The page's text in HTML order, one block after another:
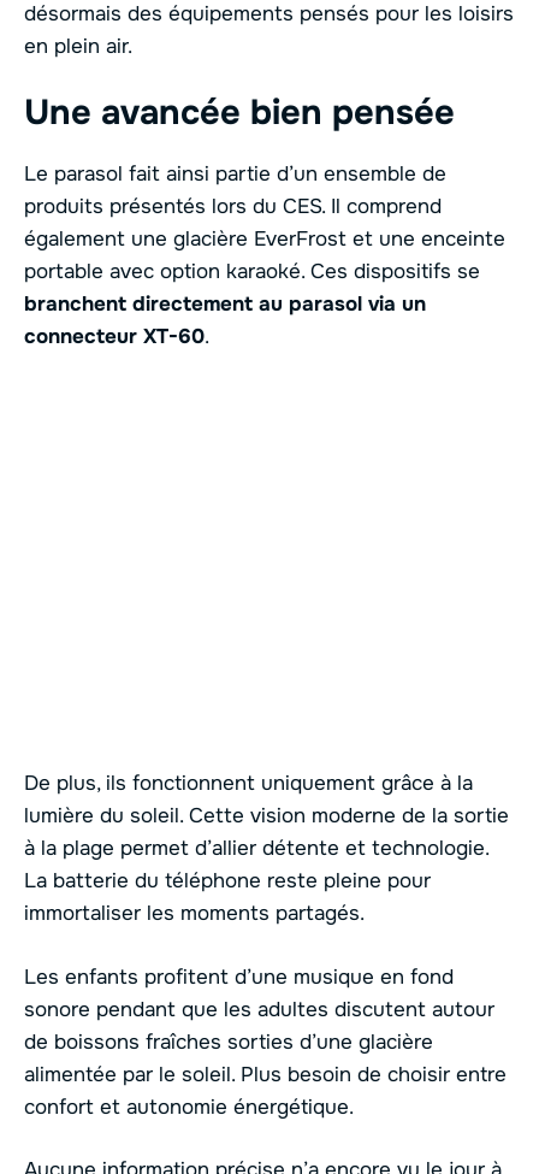
désormais des équipements pensés pour les loisirs
en plein air.
Une avancée bien pensée
Le parasol fait ainsi partie d’un ensemble de
produits présentés lors du CES. Il comprend
également une glacière EverFrost et une enceinte
portable avec option karaoké. Ces dispositifs se
branchent directement au parasol via un
connecteur XT-60.
De plus, ils fonctionnent uniquement grâce à la
lumière du soleil. Cette vision moderne de la sortie
à la plage permet d’allier détente et technologie.
La batterie du téléphone reste pleine pour
immortaliser les moments partagés.
Les enfants profitent d’une musique en fond
sonore pendant que les adultes discutent autour
de boissons fraîches sorties d’une glacière
alimentée par le soleil. Plus besoin de choisir entre
confort et autonomie énergétique.